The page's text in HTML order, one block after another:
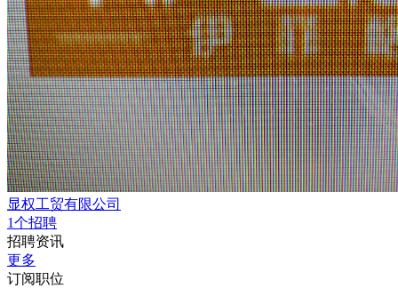
显权工贸有限公司
1个招聘
招聘资讯
更多
订阅职位